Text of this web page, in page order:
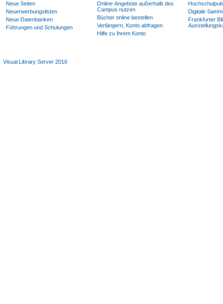
Neue Seiten
Neuerwerbungslisten
Neue Datenbanken
Führungen und Schulungen
Online-Angebote außerhalb des
Campus nutzen
Bücher online bestellen
Verlängern, Konto abfragen
Hilfe zu Ihrem Konto
Digitale
Frankfurter
Visual Library Server 2018